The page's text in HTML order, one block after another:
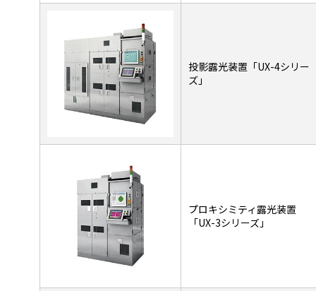
投影露光装置「UX-4シリー
ズ」
プロキシミティ露光装置
「UX-3シリーズ」